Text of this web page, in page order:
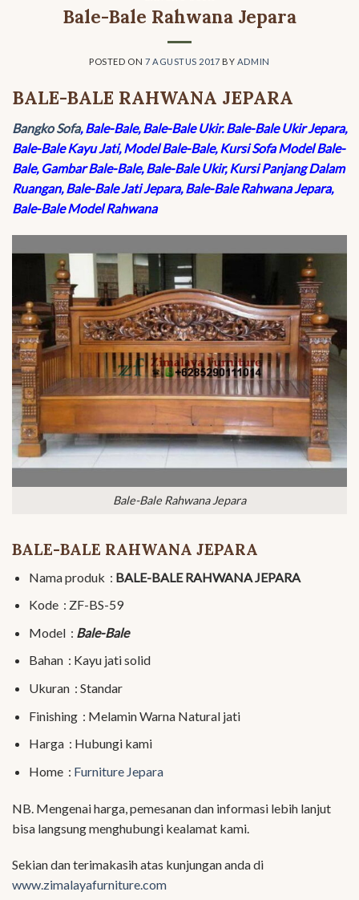
Bale-Bale Rahwana Jepara
POSTED ON 7 AGUSTUS 2017 BY ADMIN
BALE-BALE RAHWANA JEPARA
Bangko Sofa, Bale-Bale, Bale-Bale Ukir. Bale-Bale Ukir Jepara,
Bale-Bale Kayu Jati, Model Bale-Bale, Kursi Sofa Model Bale-
Bale, Gambar Bale-Bale, Bale-Bale Ukir, Kursi Panjang Dalam
Ruangan, Bale-Bale Jati Jepara, Bale-Bale Rahwana Jepara,
Bale-Bale Model Rahwana
Bale-Bale Rahwana Jepara
BALE-BALE RAHWANA JEPARA
Nama produk : BALE-BALE RAHWANA JEPARA
Kode : ZF-BS-59
Model : Bale-Bale
Bahan : Kayu jati solid
Ukuran : Standar
Finishing : Melamin Warna Natural jati
Harga : Hubungi kami
Home : Furniture Jepara
NB. Mengenai harga, pemesanan dan informasi lebih lanjut
bisa langsung menghubungi kealamat kami.
Sekian dan terimakasih atas kunjungan anda di
www.zimalayafurniture.com